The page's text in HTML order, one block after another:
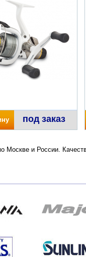
под заказ
Москве и России.